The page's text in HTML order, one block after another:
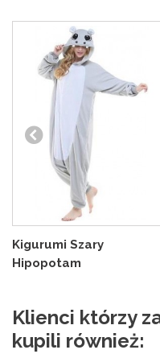
Kigurumi Szary
Hipopotam
Klienci którzy
kupili również: